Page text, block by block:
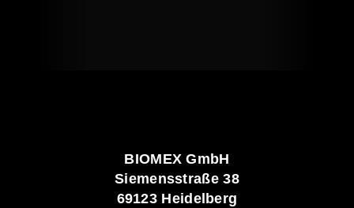
BIOMEX GmbH
Siemensstraße 38
69123 Heidelberg